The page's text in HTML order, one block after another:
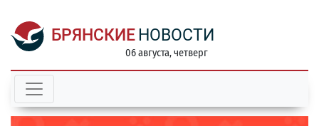
БРЯНСКИЕ НОВОСТИ
06 августа, четверг